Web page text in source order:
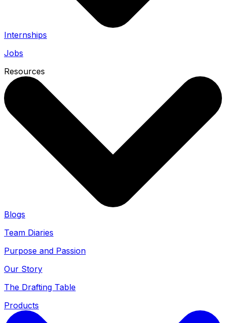
Internships
Jobs
Resources
Blogs
Team Diaries
Purpose and Passion
Our Story
The Drafting Table
Products